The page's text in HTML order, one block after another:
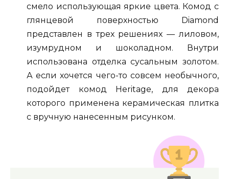
смело использующая яркие цвета. Комод с
глянцевой поверхностью Diamond
представлен в трех решениях — лиловом,
изумрудном и шоколадном. Внутри
использована отделка сусальным золотом.
А если хочется чего-то совсем необычного,
подойдет комод Heritage, для декора
которого применена керамическая плитка
с вручную нанесенным рисунком.